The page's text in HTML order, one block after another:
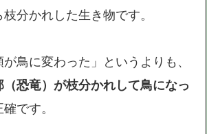
分かれした生き物です。
鳥に変わった」というよりも、
恐竜）が枝分かれして鳥になっ
です。